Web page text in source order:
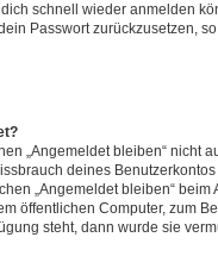
schnell wieder anmelden
Passwort zurückzusetzen,
„Angemeldet bleiben“ nicht
deines
„Angemeldet bleiben“
öffentlichen Computer, zum
steht, dann wurde sie